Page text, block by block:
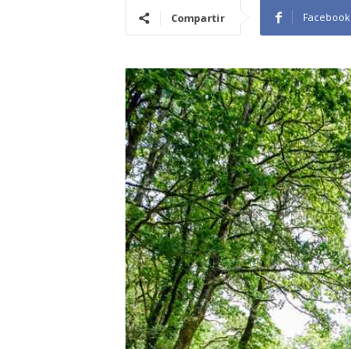
Compartir Facebook